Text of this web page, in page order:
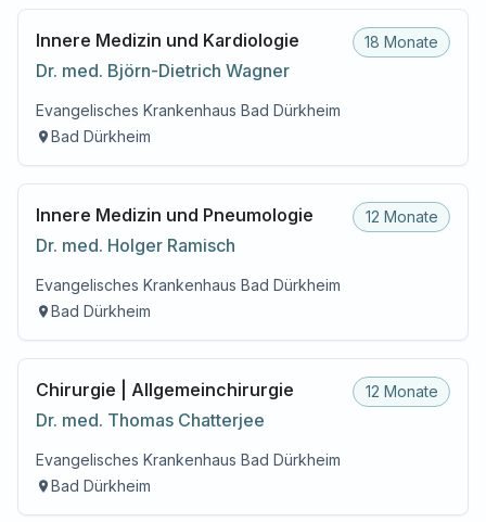
Innere Medizin und Kardiologie
Dr. med. Björn-Dietrich Wagner
18 Monate
Evangelisches Krankenhaus Bad Dürkheim
Bad Dürkheim
Innere Medizin und Pneumologie
Dr. med. Holger Ramisch
12 Monate
Evangelisches Krankenhaus Bad Dürkheim
Bad Dürkheim
Chirurgie | Allgemeinchirurgie
Dr. med. Thomas Chatterjee
12 Monate
Evangelisches Krankenhaus Bad Dürkheim
Bad Dürkheim